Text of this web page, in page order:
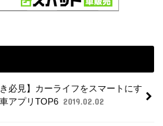
き必見】カーライフをスマートにす
アプリTOP6 2019.02.02